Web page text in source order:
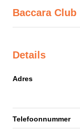
Baccara Club
Details
Adres
Telefoonnummer